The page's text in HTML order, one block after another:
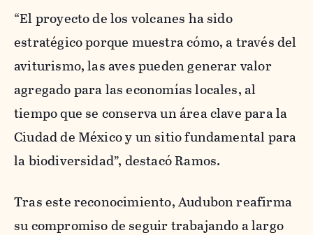
“El proyecto de los volcanes ha sido
estratégico porque muestra cómo, a través del
aviturismo, las aves pueden generar valor
agregado para las economías locales, al
tiempo que se conserva un área clave para la
Ciudad de México y un sitio fundamental para
la biodiversidad”, destacó Ramos.
Tras este reconocimiento, Audubon reafirma
su compromiso de seguir trabajando a largo